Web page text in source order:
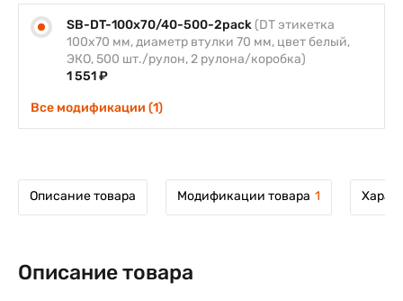
SB-DT-100x70/40-500-2pack (DT этикетка
100х70 мм, диаметр втулки 70 мм, цвет белый,
ЭКО, 500 шт./рулон, 2 рулона/коробка)
1 551 ₽
Все модификации (1)
Описание товара Модификации товара 1
Описание товара